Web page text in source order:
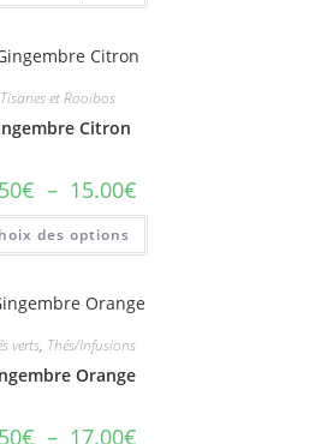
Tisanes et Rooibos
Citron
€ – 15.00€
des options
verts, Thés/Infusions
Orange
€ – 17.00€